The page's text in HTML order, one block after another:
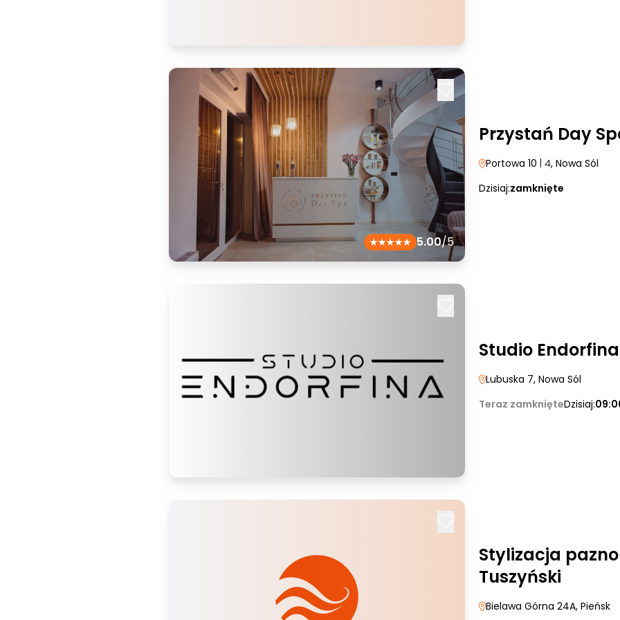
5.00/5
Przystań Day
Portowa 10 | 4, Nowa Sól
Dzisiaj:zamknięte
Studio Endorfina
Lubuska 7, Nowa Sól
Teraz zamknięteDzisiaj:
Stylizacja
Tuszyński
Bielawa Górna 24A, Pieńsk